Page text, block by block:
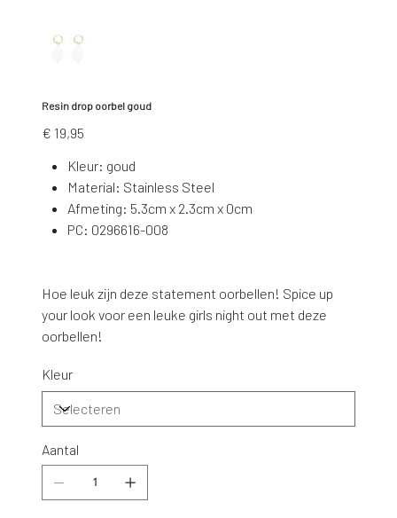
Resin drop oorbel goud
Prijs
€ 19,95
Kleur: goud
Material: Stainless Steel
Afmeting: 5.3cm x 2.3cm x 0cm
PC: 0296616-008
Hoe leuk zijn deze statement oorbellen! Spice up
your look voor een leuke girls night out met deze
oorbellen!
Kleur
Aantal